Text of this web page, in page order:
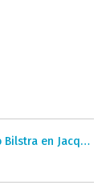
Preview | André de Waal, Bart Vermaas, Eelco Bilstra en Jacques Bootsman